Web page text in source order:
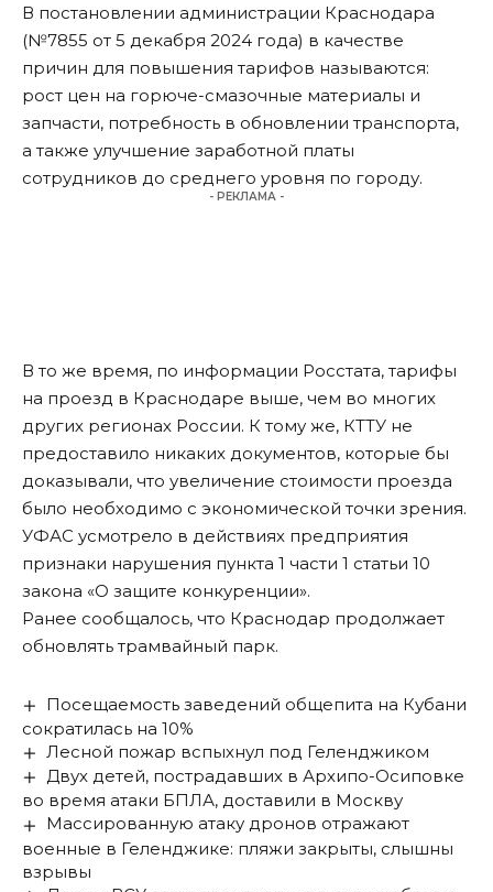
В постановлении администрации Краснодара
(№7855 от 5 декабря 2024 года) в качестве
причин для повышения тарифов называются:
рост цен на горюче-смазочные материалы и
запчасти, потребность в обновлении транспорта,
а также улучшение заработной платы
сотрудников до среднего уровня по городу.
- РЕКЛАМА -
В то же время, по информации Росстата, тарифы
на проезд в Краснодаре выше, чем во многих
других регионах России. К тому же, КТТУ не
предоставило никаких документов, которые бы
доказывали, что увеличение стоимости проезда
было необходимо с экономической точки зрения.
УФАС усмотрело в действиях предприятия
признаки нарушения пункта 1 части 1 статьи 10
закона «О защите конкуренции».
Ранее сообщалось, что Краснодар продолжает
обновлятьтрамвайный парк.
Посещаемость заведений общепита на Кубани
сократилась на 10%
Лесной пожар вспыхнул под Геленджиком
Двух детей, пострадавших в Архипо-Осиповке
во время атаки БПЛА, доставили в Москву
Массированную атаку дронов отражают
военные в Геленджике: пляжи закрыты, слышны
взрывы